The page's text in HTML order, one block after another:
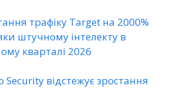
трафіку Target на 2000%
штучному інтелекту в
кварталі 2026
Security відстежує зростання